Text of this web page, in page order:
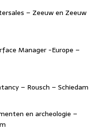
– Zeeuw en Zeeuw
Manager -Europe –
– Rousch – Schiedam
en archeologie –